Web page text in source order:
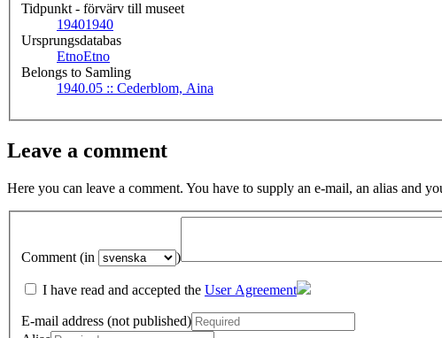
Tidpunkt - förvärv till museet
19401940
Ursprungsdatabas
EtnoEtno
Belongs to Samling
1940.05 :: Cederblom, Aina
Leave a comment
Here you can leave a comment. You have to supply an e-mail, an alias and
Comment (in )
I have read and accepted the User Agreement
E-mail address (not published)